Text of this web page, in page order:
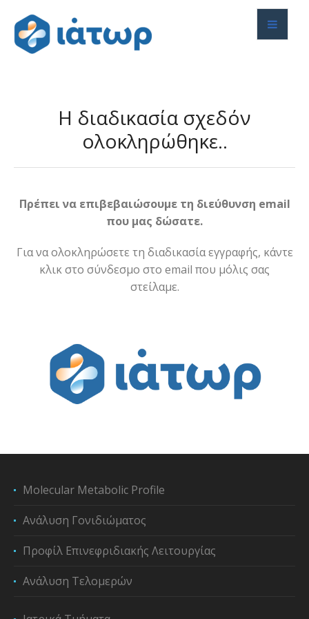
Η διαδικασία σχεδόν
ολοκληρώθηκε..
Πρέπει να επιβεβαιώσουμε τη διεύθυνση email
που μας δώσατε.
Για να ολοκληρώσετε τη διαδικασία εγγραφής, κάντε
κλικ στο σύνδεσμο στο email που μόλις σας
στείλαμε.
Molecular Metabolic Profile
Ανάλυση Γονιδιώματος
Προφίλ Επινεφριδιακής Λειτουργίας
Ανάλυση Τελομερών